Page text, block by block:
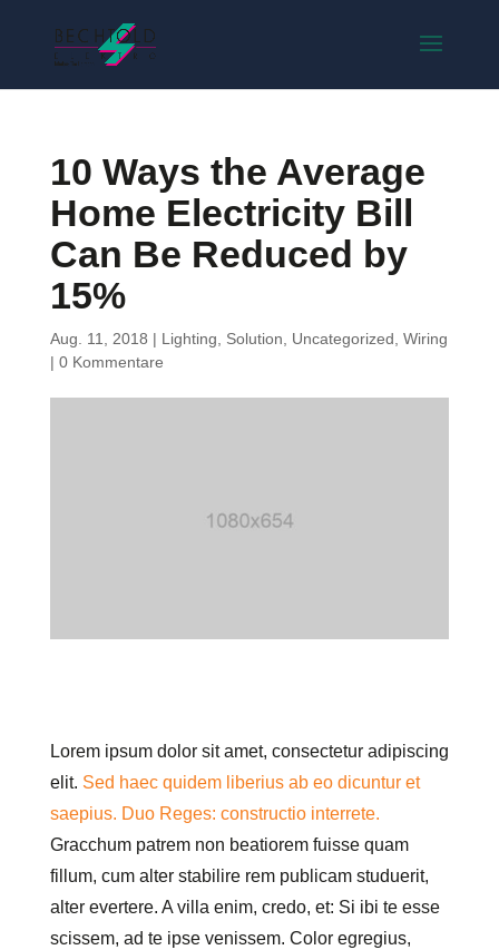
10 Ways the Average
Home Electricity Bill
Can Be Reduced by
15%
Aug. 11, 2018 | Lighting Solution Uncategorized Wiring
| 0 Kommentare
Lorem ipsum dolor sit amet, consectetur adipiscing
elit. Sed haec quidem liberius ab eo dicuntur et
saepius. Duo Reges: constructio interrete.
Gracchum patrem non beatiorem fuisse quam
fillum, cum alter stabilire rem publicam studuerit,
alter evertere. A villa enim, credo, et: Si ibi te esse
scissem, ad te ipse venissem. Color egregius,